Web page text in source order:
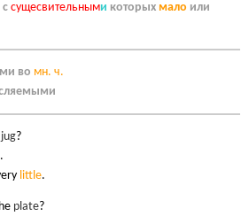
с сущесвительными которых мало или
во мн. ч.
jug?
.
little.
plate?